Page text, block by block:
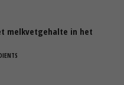
melkvetgehalte in het